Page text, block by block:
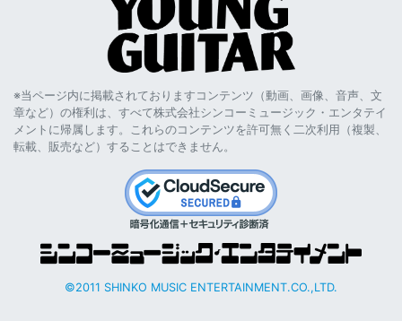
※当ページ内に掲載されておりますコンテンツ（動画、画像、音声、文
章など）の権利は、すべて株式会社シンコーミュージック・エンタテイ
メントに帰属します。これらのコンテンツを許可無く二次利用（複製、
転載、販売など）することはできません。
©2011 SHINKO MUSIC ENTERTAINMENT.CO.,LTD.